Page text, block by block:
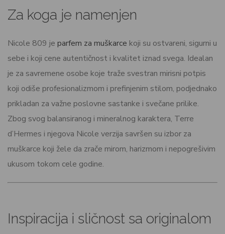
Za koga je namenjen
Nicole 809 je parfem za muškarce koji su ostvareni, sigurni u
sebe i koji cene autentičnost i kvalitet iznad svega. Idealan
je za savremene osobe koje traže svestran mirisni potpis
koji odiše profesionalizmom i prefinjenim stilom, podjednako
prikladan za važne poslovne sastanke i svečane prilike.
Zbog svog balansiranog i mineralnog karaktera, Terre
d’Hermes i njegova Nicole verzija savršen su izbor za
muškarce koji žele da zrače mirom, harizmom i nepogrešivim
ukusom tokom cele godine.
Inspiracija i sličnost sa originalom